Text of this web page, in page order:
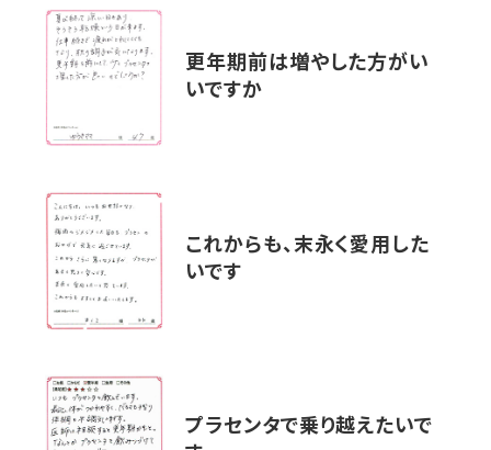
更年期前は増やした方がい
いですか
これからも、末永く愛用した
いです
プラセンタで乗り越えたいで